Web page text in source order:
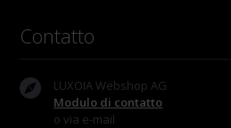
Contatto
LUXOIA Webshop AG
Modulo di contatto
o via e-mail